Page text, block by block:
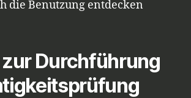
die Benutzung entdecken
Durchführung